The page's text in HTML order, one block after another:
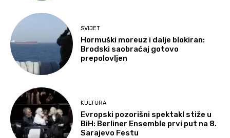
SVIJET
Hormuški moreuz i dalje blokiran:
Brodski saobraćaj gotovo
prepolovljen
KULTURA
Evropski pozorišni spektakl stiže u
BiH: Berliner Ensemble prvi put na 8.
Sarajevo Festu